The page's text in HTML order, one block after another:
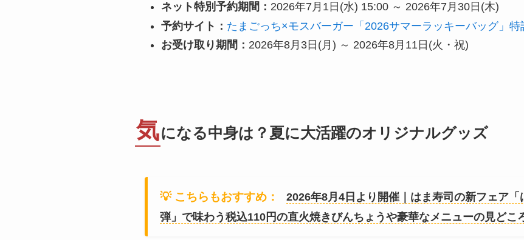
ネット特別予約期間： 2026年7月1日(水) 15:00 ～ 2026年7月30日(木)
予約サイト： たまごっち×モスバーガー「2026サマーラッキーバッグ」特
お受け取り期間： 2026年8月3日(月) ～ 2026年8月11日(火・祝)
気になる中身は？夏に大活躍のオリジナルグッズ
💡 こちらもおすすめ：
2026年8月4日より開催｜はま寿司の新フェア
弾」で味わう税込110円の直火焼きびんちょうや豪華なメニューの見どこ